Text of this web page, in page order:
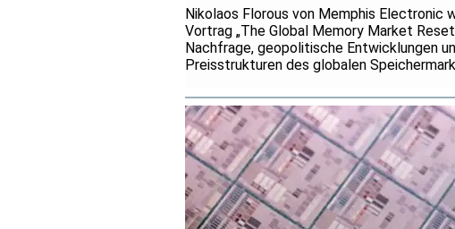
Nikolaos Florous von Memphis Electronic
Vortrag „The Global Memory Market
Nachfrage, geopolitische Entwicklungen
Preisstrukturen des globalen